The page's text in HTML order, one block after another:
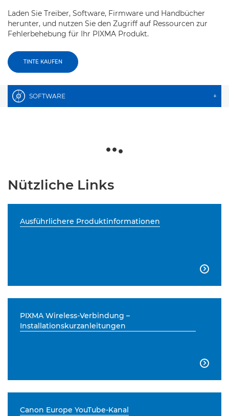
Laden Sie Treiber, Software, Firmware und Handbücher
herunter, und nutzen Sie den Zugriff auf Ressourcen zur
Fehlerbehebung für Ihr PIXMA Produkt.
TINTE KAUFEN
SOFTWARE +
Nützliche Links
Ausführlichere Produktinformationen

PIXMA Wireless-Verbindung –
Installationskurzanleitungen

Canon Europe YouTube-Kanal